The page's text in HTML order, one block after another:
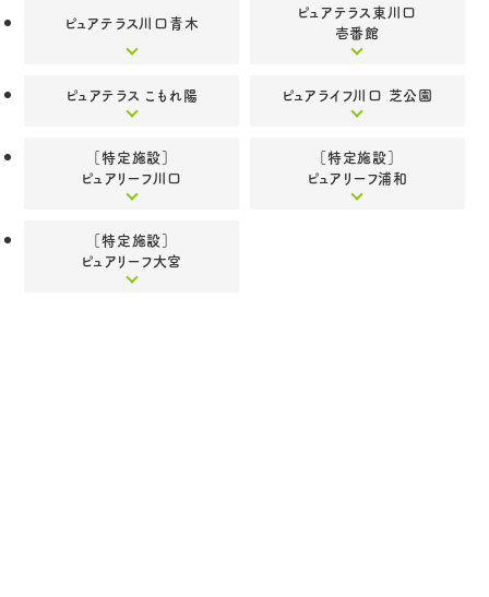
ピュアテラス川口青木
ピュアテラス東川口
壱番館
ピュアテラス こもれ陽 ピュアライフ川口 芝公園
［特定施設］
ピュアリーフ川口
［特定施設］
ピュアリーフ浦和
［特定施設］
ピュアリーフ大宮